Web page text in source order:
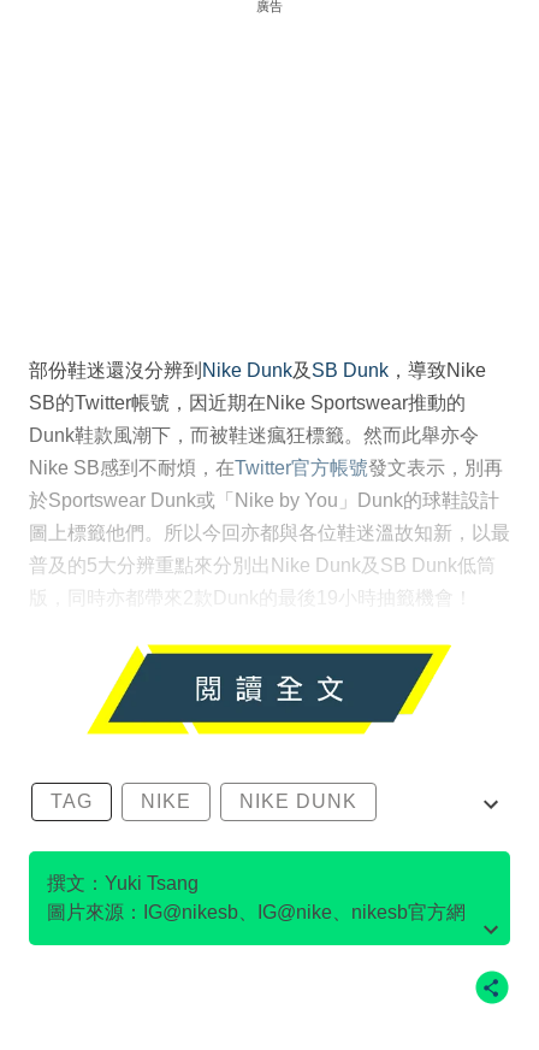
廣告
部份鞋迷還沒分辨到 Nike Dunk及 SB Dunk ，導致Nike
SB的Twitter帳號，因近期在Nike Sportswear推動的
Dunk鞋款風潮下，而被鞋迷瘋狂標籤。然而此舉亦令
Nike SB感到不耐煩，在Twitter官方帳號發文表示，別再
於Sportswear Dunk或「Nike by You」Dunk的球鞋設計
圖上標籤他們。所以今回亦都與各位鞋迷溫故知新，以最
普及的5大分辨重點來分別出Nike Dunk及SB Dunk低筒
版，同時亦都帶來2款Dunk的最後19小時抽籤機會！
TAG NIKE NIKE DUNK
SB DUNK
撰文：Yuki Tsang
圖片來源：IG@nikesb、IG@nike、nikesb官方網
站、Twitter@nikesb截圖、nike官方網站、